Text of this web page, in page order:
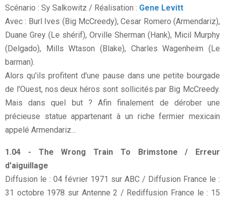
Scénario : Sy Salkowitz / Réalisation : Gene Levitt
Avec : Burl Ives (Big McCreedy), Cesar Romero (Armendariz),
Duane Grey (Le shérif), Orville Sherman (Hank), Micil Murphy
(Delgado), Mills Wtason (Blake), Charles Wagenheim (Le
barman).
Alors qu'ils profitent d'une pause dans une petite bourgade
de l'Ouest, nos deux héros sont sollicités par Big McCreedy.
Mais dans quel but ? Afin finalement de dérober une
précieuse statue appartenant à un riche fermier mexicain
appelé Armendariz...
1.04 - The Wrong Train To Brimstone / Erreur
d'aiguillage
Diffusion le : 04 février 1971 sur ABC / Diffusion France le :
31 octobre 1978 sur Antenne 2 / Rediffusion France le : 15